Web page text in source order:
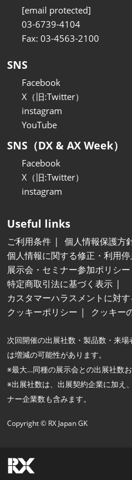
[email protected]
03-6739-4104
Fax: 03-4563-2100
SNS
Facebook
X（旧:Twitter）
instagram
YouTube
SNS（DX & AX Week）
Facebook
X（旧:Twitter）
instagram
Useful links
ご利用条件
個人情報保護方
個人情報に関する修正・利用
展示会・セミナー参加ポリシー
特定商取引法に基づく表示
カスタマーハラスメントに対
クッキーポリシー
クッキー
次回開催の出展社数・製品数・来
は増減の可能性があります。
※最大…同種の展示会との出展社数お
※出展社数は、出展契約企業に加え
ナー企業数も含みます。
Copyright © RX Japan GK